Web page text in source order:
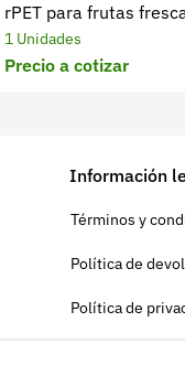
rPET para frutas
alimentos
1 Unidades
Precio a cotizar
Información
Términos y
Política de
Política de